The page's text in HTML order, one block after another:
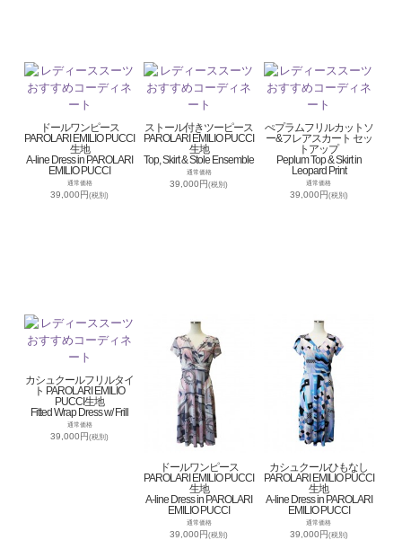
ドールワンピース
PAROLARI EMILIO PUCCI
生地
A-line Dress in PAROLARI
EMILIO PUCCI
通常価格
39,000円(税別)
ストール付きツーピース
PAROLARI EMILIO PUCCI
生地
Top, Skirt & Stole Ensemble
通常価格
39,000円(税別)
ぺプラムフリルカットソ
ー&フレアスカート セッ
トアップ
Peplum Top & Skirt in
Leopard Print
通常価格
39,000円 (税別)
カシュクールフリルタイ
ト PAROLARI EMILIO
PUCCI生地
Fitted Wrap Dress w/ Frill
通常価格
39,000円(税別)
ドールワンピース
PAROLARI EMILIO PUCCI
生地
A-line Dress in PAROLARI
EMILIO PUCCI
通常価格
39,000円(税別)
カシュクールひもなし
PAROLARI EMILIO PUCCI
生地
A-line Dress in PAROLARI
EMILIO PUCCI
通常価格
39,000円(税別)